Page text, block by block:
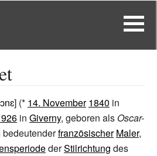
] (* 14. November 1840 in
in Giverny, geboren als Oscar-
bedeutenderfranzösischer Maler,
derStilrichtung des